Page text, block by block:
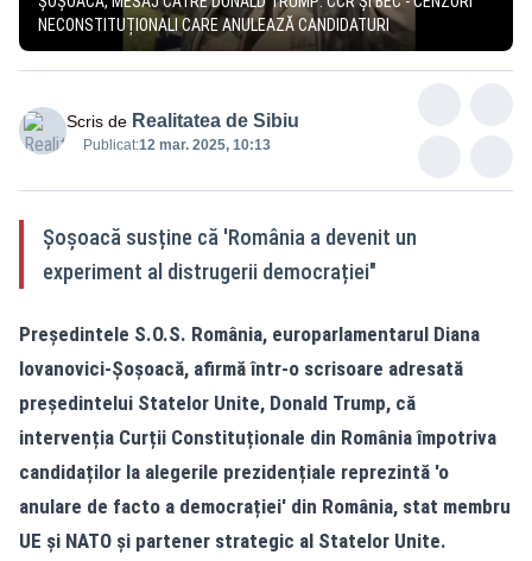
NECONSTITUȚIONALI CARE ANULEAZĂ CANDIDATURI
Scris de Realitatea de Sibiu
Publicat:12 mar. 2025, 10:13
Șoșoacă susține că 'România a devenit un
experiment al distrugerii democrației"
Președintele S.O.S. România, europarlamentarul Diana
Iovanovici-Șoșoacă, afirmă într-o scrisoare adresată
președintelui Statelor Unite, Donald Trump, că
intervenția Curții Constituționale din România împotriva
candidaților la alegerile prezidențiale reprezintă 'o
anulare de facto a democrației' din România, stat membru
UE și NATO și partener strategic al Statelor Unite.